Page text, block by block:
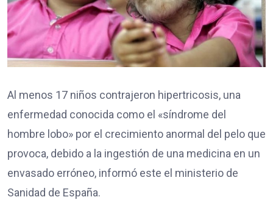
Al menos 17 niños contrajeron hipertricosis, una
enfermedad conocida como el «síndrome del
hombre lobo» por el crecimiento anormal del pelo que
provoca, debido a la ingestión de una medicina en un
envasado erróneo, informó este el ministerio de
Sanidad de España.